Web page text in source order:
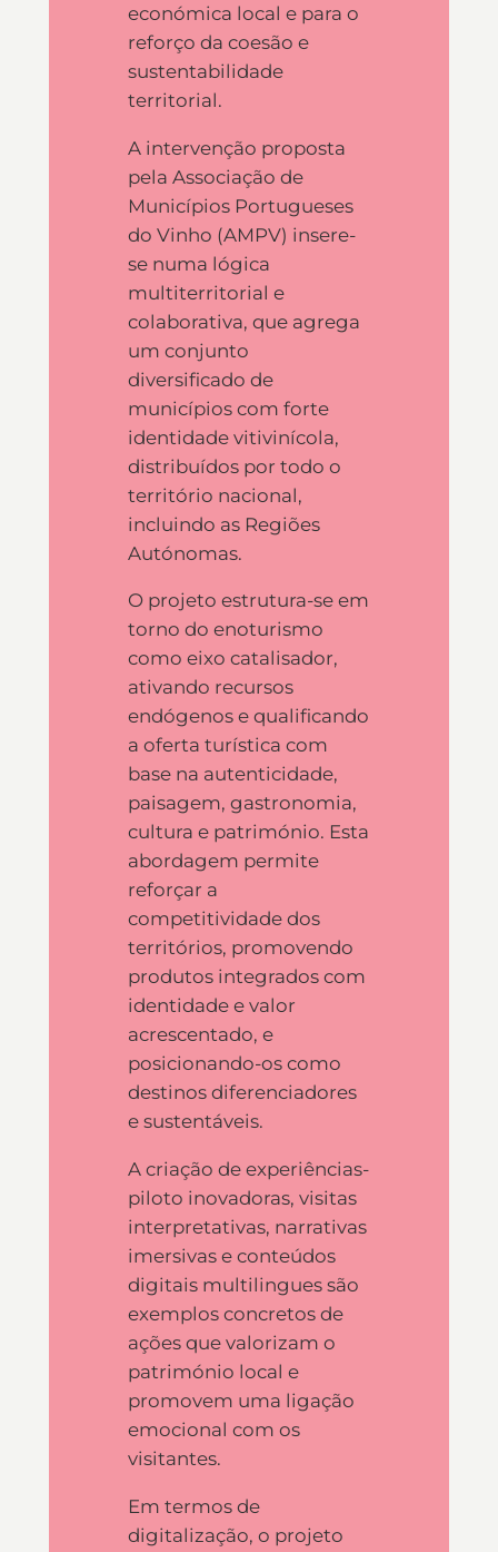
económica local e para o
reforço da coesão e
sustentabilidade
territorial.
A intervenção proposta
pela Associação de
Municípios Portugueses
do Vinho (AMPV) insere-
se numa lógica
multiterritorial e
colaborativa, que agrega
um conjunto
diversificado de
municípios com forte
identidade vitivinícola,
distribuídos por todo o
território nacional,
incluindo as Regiões
Autónomas.
O projeto estrutura-se em
torno do enoturismo
como eixo catalisador,
ativando recursos
endógenos e qualificando
a oferta turística com
base na autenticidade,
paisagem, gastronomia,
cultura e património. Esta
abordagem permite
reforçar a
competitividade dos
territórios, promovendo
produtos integrados com
identidade e valor
acrescentado, e
posicionando-os como
destinos diferenciadores
e sustentáveis.
A criação de experiências-
piloto inovadoras, visitas
interpretativas, narrativas
imersivas e conteúdos
digitais multilingues são
exemplos concretos de
ações que valorizam o
património local e
promovem uma ligação
emocional com os
visitantes.
Em termos de
digitalização, o projeto